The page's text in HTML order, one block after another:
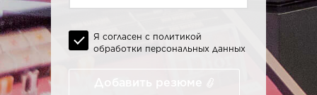
Я согласен с политикой
обработки персональных данных
Добавить резюме